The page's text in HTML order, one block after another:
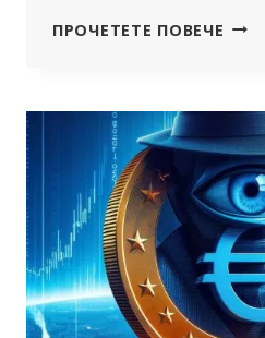
ПРОЧЕТЕТЕ ПОВЕЧЕ
И